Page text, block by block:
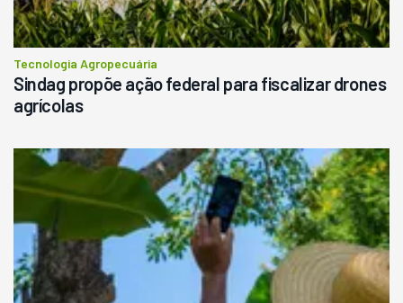
Tecnologia Agropecuária
Sindag propõe ação federal para fiscalizar drones
agrícolas